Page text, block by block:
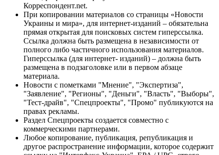
Корреспондент.net.
При копировании материалов со страницы «Новости
Украины и мира», для интернет-изданий – обязательна
прямая открытая для поисковых систем гиперссылка.
Ссылка должна быть размещена в независимости от
полного либо частичного использования материалов.
Гиперссылка (для интернет- изданий) – должна быть
размещена в подзаголовке или в первом абзаце
материала.
Новости с пометками "Мнение", "Экспертиза",
"Заявление", "Регионы", "Деньги", "Власть", "Выборы",
"Тест-драйв", "Спецпроекты", "Промо" публикуются на
правах рекламы.
Раздел Спецпроекты создается совместно с
коммерческими партнерами.
Любое копирование, публикация, републикация и
другое распространение информации, которое содержит